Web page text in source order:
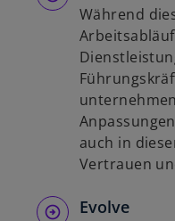
Während
auch in
Vertrauen
Evolve